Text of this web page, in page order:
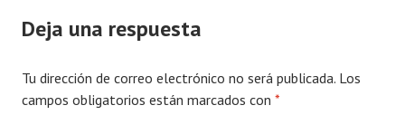
Deja una respuesta
Tu dirección de correo electrónico no será publicada. Los
campos obligatorios están marcados con *